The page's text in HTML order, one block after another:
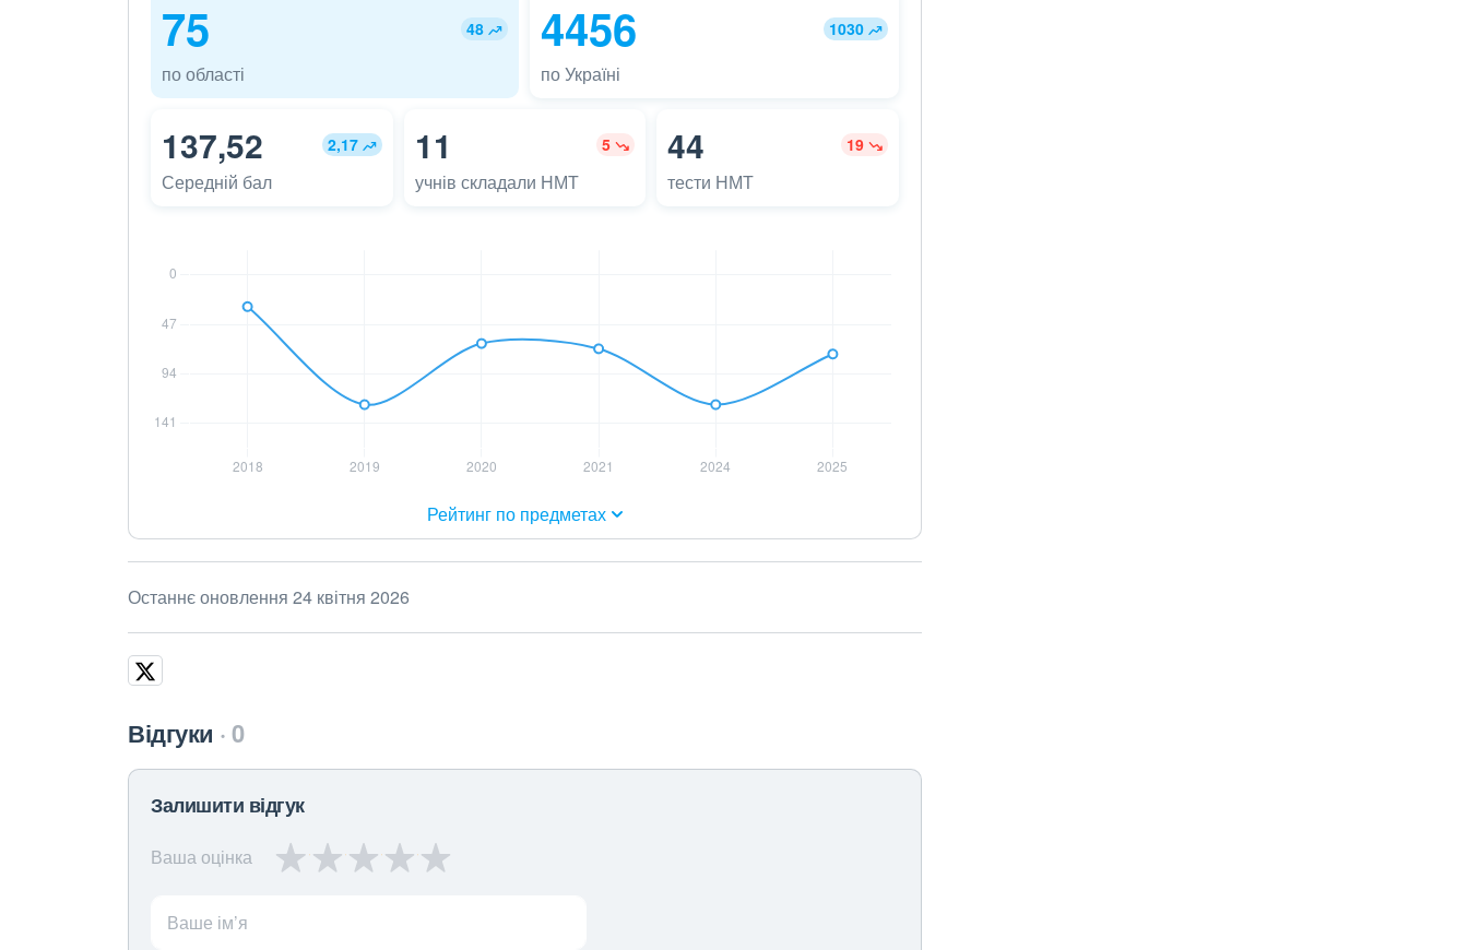
75 48
по області
4456 1030
по Україні
137,52 2,17
Середній бал
11 5
учнів складали НМТ
44 19
тести НМТ
Рейтинг по предметах
Останнє оновлення 24 квітня 2026
Відгуки 0
Залишити відгук
Ваша оцінка
Ваше ім’я